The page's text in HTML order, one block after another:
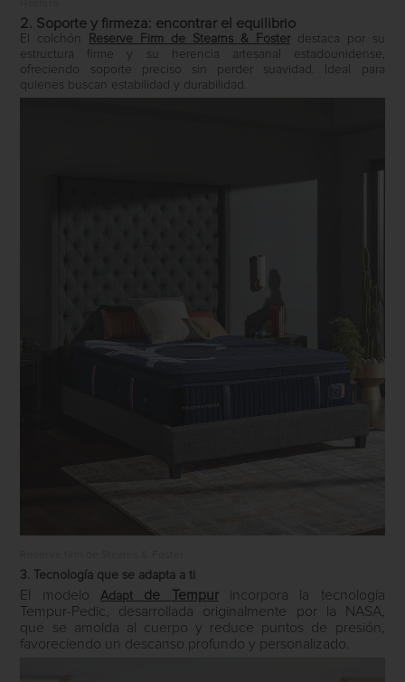
2. Soporte y firmeza: encontrar el equilibrio
El colchón Reserve Firm de Stearns & Fosterdestaca por su
estructura firme y su herencia artesanal estadounidense,
ofreciendo soporte preciso sin perder suavidad. Ideal para
quienes buscan estabilidad y durabilidad.
3. Tecnología que se adapta a ti
El modeloAdapt de Tempurincorpora la tecnología
Tempur-Pedic, desarrollada originalmente por la NASA,
que se amolda al cuerpo y reduce puntos de presión,
favoreciendo un descanso profundo y personalizado.